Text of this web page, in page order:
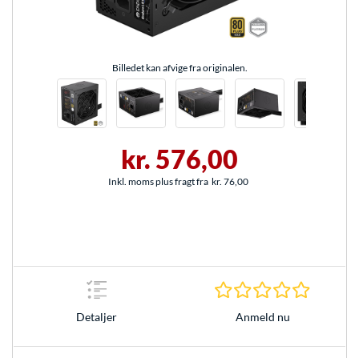
Billedet kan afvige fra originalen.
kr. 576,00
Inkl. moms plus fragt fra kr. 76,00
Detaljer Anmeld nu